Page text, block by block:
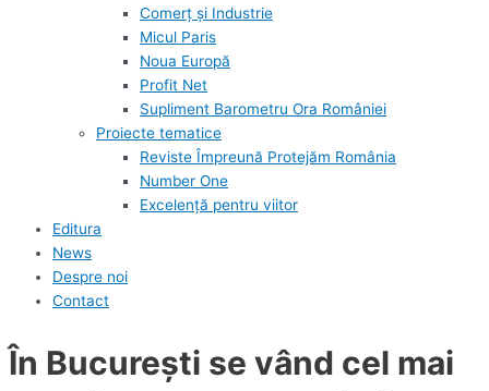
Comerț și Industrie
Micul Paris
Noua Europă
Profit Net
Supliment Barometru Ora României
Proiecte tematice
Reviste Împreună Protejăm România
Number One
Excelență pentru viitor
Editura
News
Despre noi
Contact
În București se vând cel mai